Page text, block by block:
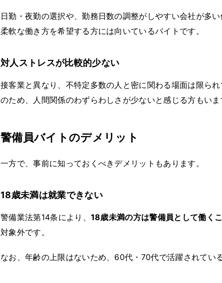
日勤・夜勤の選択や、勤務日数の調整がしやすい会社が多
柔軟な働き方を希望する方には向いているバイトです。
対人ストレスが比較的少ない
接客業と異なり、不特定多数の人と密に関わる場面は限ら
のため、人間関係のわずらわしさが少ないと感じる方もいま
警備員バイトのデメリット
一方で、事前に知っておくべきデメリットもあります。
18歳未満は就業できない
警備業法第14条により、 18歳未満の方は警備員として働く
対象外です。
なお、年齢の上限はないため、60代・70代で活躍されてい